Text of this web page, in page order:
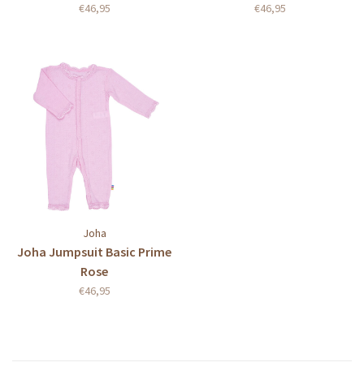
€46,95 €46,95
Joha
Joha Jumpsuit Basic Prime
Rose
€46,95